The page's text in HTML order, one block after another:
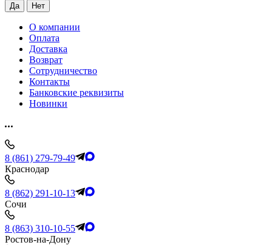
О компании
Оплата
Доставка
Возврат
Сотрудничество
Контакты
Банковские реквизиты
Новинки
8 (861) 279-79-49
Краснодар
8 (862) 291-10-13
Сочи
8 (863) 310-10-55
Ростов-на-Дону